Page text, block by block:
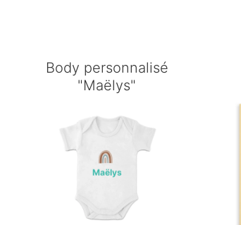
Body personnalisé
"Maëlys"
Maëlys